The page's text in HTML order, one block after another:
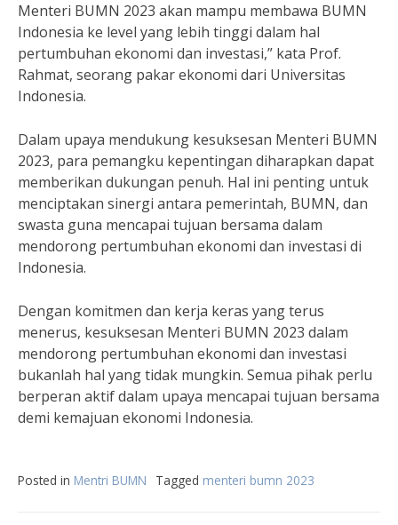
Menteri BUMN 2023 akan mampu membawa BUMN
Indonesia ke level yang lebih tinggi dalam hal
pertumbuhan ekonomi dan investasi,” kata Prof.
Rahmat, seorang pakar ekonomi dari Universitas
Indonesia.
Dalam upaya mendukung kesuksesan Menteri BUMN
2023, para pemangku kepentingan diharapkan dapat
memberikan dukungan penuh. Hal ini penting untuk
menciptakan sinergi antara pemerintah, BUMN, dan
swasta guna mencapai tujuan bersama dalam
mendorong pertumbuhan ekonomi dan investasi di
Indonesia.
Dengan komitmen dan kerja keras yang terus
menerus, kesuksesan Menteri BUMN 2023 dalam
mendorong pertumbuhan ekonomi dan investasi
bukanlah hal yang tidak mungkin. Semua pihak perlu
berperan aktif dalam upaya mencapai tujuan bersama
demi kemajuan ekonomi Indonesia.
Posted in Mentri BUMN Tagged menteri bumn 2023